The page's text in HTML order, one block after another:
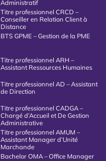
Administratif
Titre professionnel CRCD –
Conseiller en Relation Client à
Distance
BTS GPME – Gestion de la PME
Titre professionnel ARH –
Assistant Ressources Humaines
Titre professionnel AD – Assistant
de Direction
Titre professionnel CADGA –
Chargé d’Accueil et De Gestion
Administrative
Titre professionnel AMUM –
Assistant Manager d’Unité
Marchande
Bachelor OMA – Office Manager